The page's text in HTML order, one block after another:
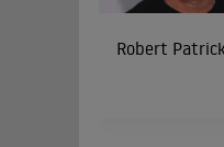
Robert Patrick